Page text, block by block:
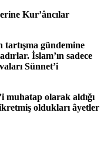
Kur’âncılar
tartışma gündemine
İslam’ın sadece
Sünnet’i
’i muhatap olarak aldığı
oldukları âyetler